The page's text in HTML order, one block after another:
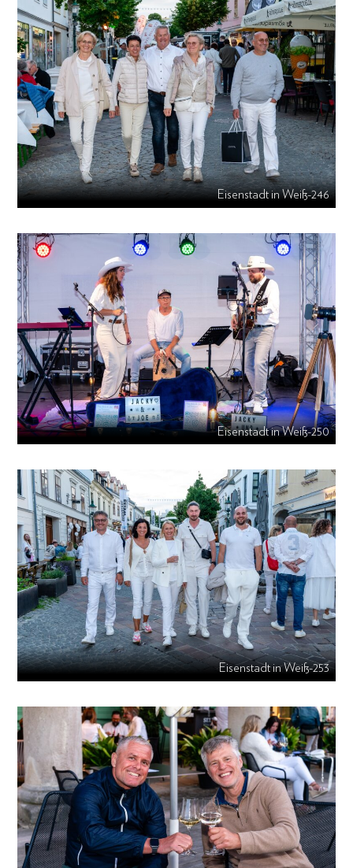
Eisenstadt in Weiß-246
Eisenstadt in Weiß-250
Eisenstadt in Weiß-253